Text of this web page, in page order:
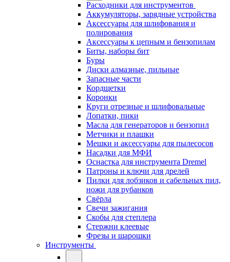
Расходники для инструментов
Аккумуляторы, зарядные устройства
Аксессуары для шлифования и
полирования
Аксессуары к цепным и бензопилам
Биты, наборы бит
Буры
Диски алмазные, пильные
Запасные части
Кордщетки
Коронки
Круги отрезные и шлифовальные
Лопатки, пики
Масла для генераторов и бензопил
Метчики и плашки
Мешки и аксессуары для пылесосов
Насадки для МФИ
Оснастка для инструмента Dremel
Патроны и ключи для дрелей
Пилки для лобзиков и сабельных пил,
ножи для рубанков
Свёрла
Свечи зажигания
Скобы для степлера
Стержни клеевые
Фрезы и шарошки
Инструменты